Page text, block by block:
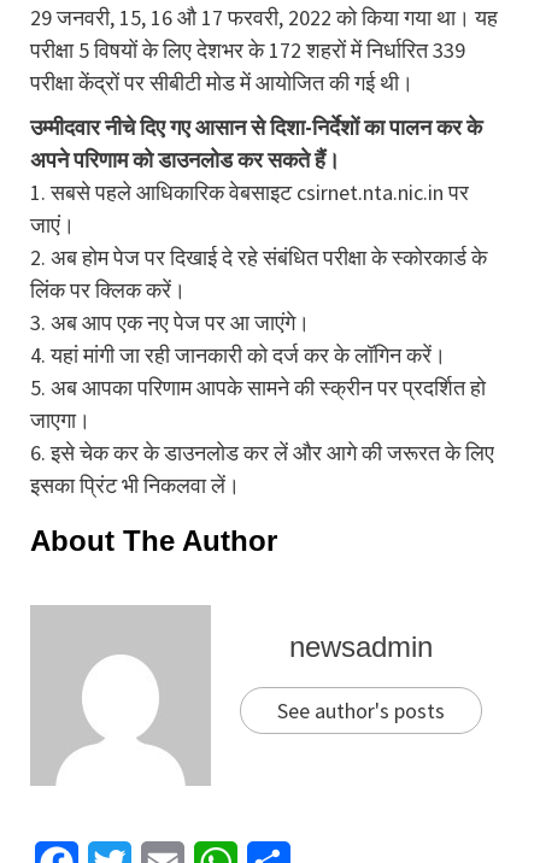
29 जनवरी, 15, 16 औ 17 फरवरी, 2022 को किया गया था। यह
परीक्षा 5 विषयों के लिए देशभर के 172 शहरों में निर्धारित 339
परीक्षा केंद्रों पर सीबीटी मोड में आयोजित की गई थी।
उम्मीदवार नीचे दिए गए आसान से दिशा-निर्देशों का पालन कर के
अपने परिणाम को डाउनलोड कर सकते हैं।
1. सबसे पहले आधिकारिक वेबसाइट csirnet.nta.nic.in पर
जाएं।
2. अब होम पेज पर दिखाई दे रहे संबंधित परीक्षा के स्कोरकार्ड के
लिंक पर क्लिक करें।
3. अब आप एक नए पेज पर आ जाएंगे।
4. यहां मांगी जा रही जानकारी को दर्ज कर के लॉगिन करें।
5. अब आपका परिणाम आपके सामने की स्क्रीन पर प्रदर्शित हो
जाएगा।
6. इसे चेक कर के डाउनलोड कर लें और आगे की जरूरत के लिए
इसका प्रिंट भी निकलवा लें।
About The Author
newsadmin
See author's posts